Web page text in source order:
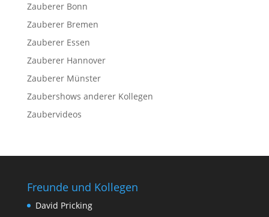
Zauberer Bonn
Zauberer Bremen
Zauberer Essen
Zauberer Hannover
Zauberer Münster
Zaubershows anderer Kollegen
Zaubervideos
Freunde und Kollegen
David Pricking